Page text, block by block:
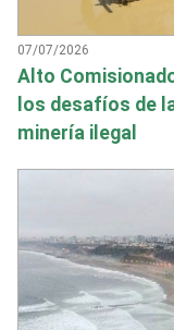
07/07/2026
Alto
los desafíos de
minería ilegal